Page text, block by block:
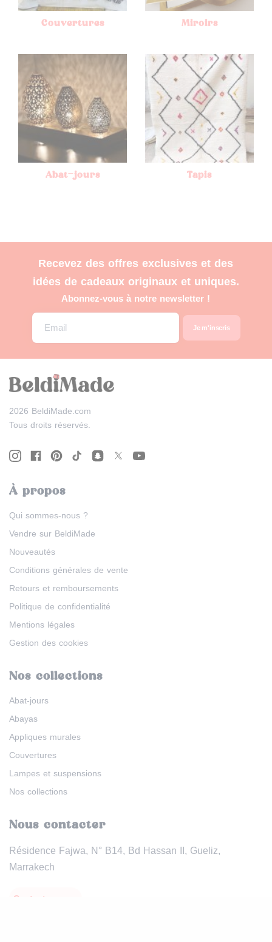
Couvertures Miroirs
Abat-jours Tapis
Recevez des offres exclusives et des
idées de cadeaux originaux et uniques.
Abonnez-vous à notre newsletter !
Email
2026 BeldiMade.com
Tous droits réservés.
À propos
Qui sommes-nous ?
Vendre sur BeldiMade
Nouveautés
Conditions générales de vente
Retours et remboursements
Politique de confidentialité
Mentions légales
Gestion des cookies
Nos collections
Abat-jours
Abayas
Appliques murales
Couvertures
Lampes et suspensions
Nos collections
Nous contacter
Résidence Fajwa, N° B14, Bd Hassan II, Gueliz,
Marrakech
Contactez-nous